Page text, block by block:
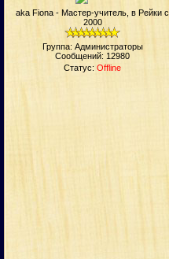
aka Fiona - Мастер-учитель, в Рейки с
2000
Группа: Администраторы
Сообщений: 12980
Статус: Offline